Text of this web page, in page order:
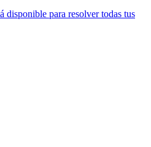
disponible para resolver todas tus